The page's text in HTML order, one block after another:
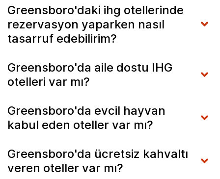
Greensboro'daki ihg otellerinde
rezervasyon yaparken nasıl
tasarruf edebilirim?
Greensboro'da aile dostu IHG
otelleri var mı?
Greensboro'da evcil hayvan
kabul eden oteller var mı?
Greensboro'da ücretsiz kahvaltı
veren oteller var mı?